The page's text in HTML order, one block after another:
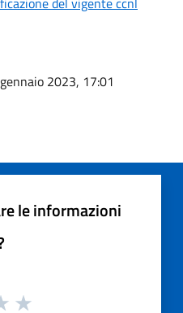
2023, 17:01
le informazioni